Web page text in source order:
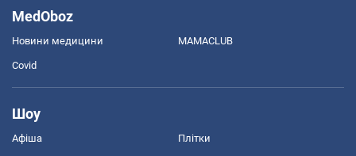
MedOboz
Новини медицини MAMACLUB
Covid
Шоу
Афіша Плітки